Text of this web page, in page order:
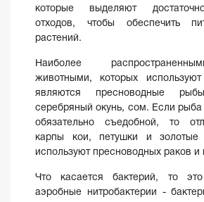
которые выделяют
отходов, чтобы обеспечить
растений.
Наиболее
животными, которых
являются пресноводные
серебряный окунь, сом. Если
обязательно съедобной, то
карпы кои, петушки и золотые
используют пресноводных раков и
Что касается бактерий, то
аэробные нитробактерии -